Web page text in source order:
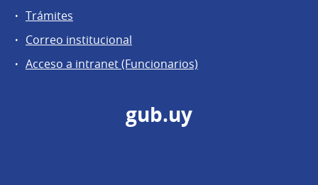
Trámites
Correo institucional
Acceso a intranet (Funcionarios)
gub.uy